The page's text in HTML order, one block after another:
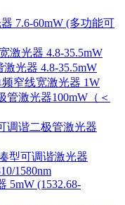
7.6-60mW (多功能可
激光器 4.8-35.5mW
光器 4.8-35.5mW
窄线宽激光器 1W
管激光器100mW（＜
调谐二极管激光器
型可调谐激光器
1580nm
5mW (1532.68-